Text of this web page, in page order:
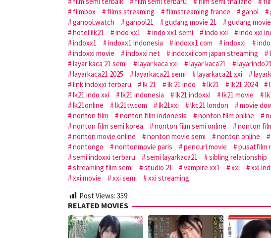
filmbox
films streaming filmstreaming france ganol
ganool.watch
ganool21 gudang movie 21 gudang
hotel ilk21
indo xx1 indo xx1 semi indo xxi indo xxi
indoxx1
indoxx1 indonesia indoxx1.com indoxxi
indoxxi movie
indoxxi net indoxxi.com japan streaming
layar kaca 21 semi
layar kaca xxi layar kaca21 layarindo21
layarkaca21 2025
layarkaca21 semi layarkaca21 xxi
link indoxxi terbaru
lk 21 lk 21 indo lk21 lk21 2024
lk21 indo xxi
lk21 indonesia lk21 indoxxi lk21 movie
lk21online
lk21tv.com lk21xxi lkc21 london movie
nonton film
nonton film indonesia nonton film online
nonton film semi korea
nonton film semi online nonton
nonton movie online
nonton movie semi nonton online
nontongo
nontonmovie paris pencuri movie pusatfilm
semi indoxxi terbaru
semi layarkaca21 sibling relationship
streaming film semi
studio 21 vampire xx1 xxi xxi
xxi movie
xxi semi
xxi streaming
Post Views: 359
RELATED MOVIES